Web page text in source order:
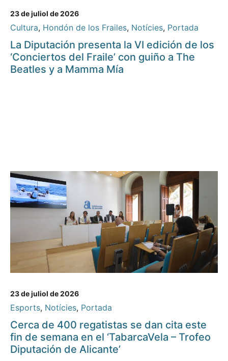
23 de juliol de 2026
Cultura, Hondón de los Frailes, Notícies, Portada
La Diputación presenta la VI edición de los
‘Conciertos del Fraile’ con guiño a The
Beatles y a Mamma Mía
23 de juliol de 2026
Esports, Notícies, Portada
Cerca de 400 regatistas se dan cita este
fin de semana en el ‘TabarcaVela – Trofeo
Diputación de Alicante’